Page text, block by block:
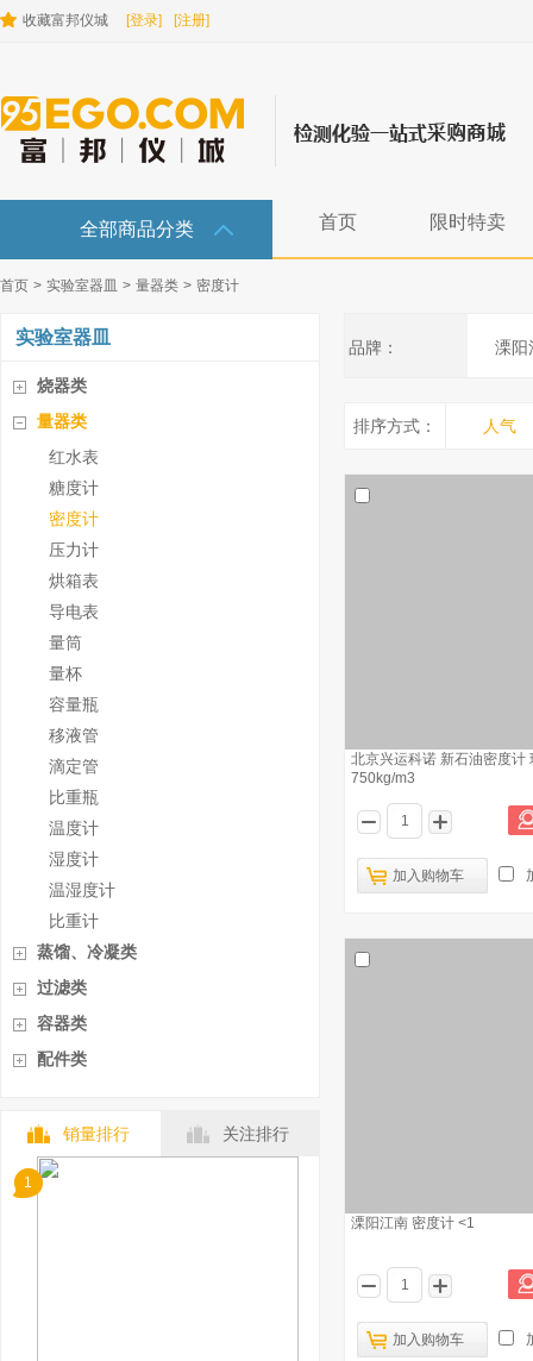
收藏富邦仪城 [登录] [注册]
全部商品分类 首页 限时特卖
首页 > 实验室器皿 > 量器类 > 密度计
实验室器皿
烧器类
量器类
红水表
糖度计
密度计
压力计
烘箱表
导电表
量筒
量杯
容量瓶
移液管
滴定管
比重瓶
温度计
湿度计
温湿度计
比重计
蒸馏、冷凝类
过滤类
容器类
配件类
销量排行 关注排行
1
品牌： 溧阳
排序方式： 人气
北京兴运科诺 新石油密度计
750kg/m3
加入购物车
溧阳江南 密度计 <1
加入购物车